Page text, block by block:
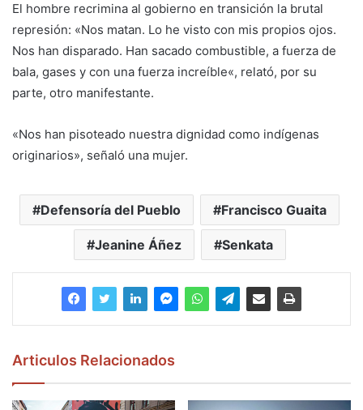
El hombre recrimina al gobierno en transición la brutal
represión: «Nos matan. Lo he visto con mis propios ojos.
Nos han disparado. Han sacado combustible, a fuerza de
bala, gases y con una fuerza increíble«, relató, por su
parte, otro manifestante.
«Nos han pisoteado nuestra dignidad como indígenas
originarios», señaló una mujer.
Defensoría del Pueblo Francisco Guaita
Jeanine Áñez Senkata
Articulos Relacionados